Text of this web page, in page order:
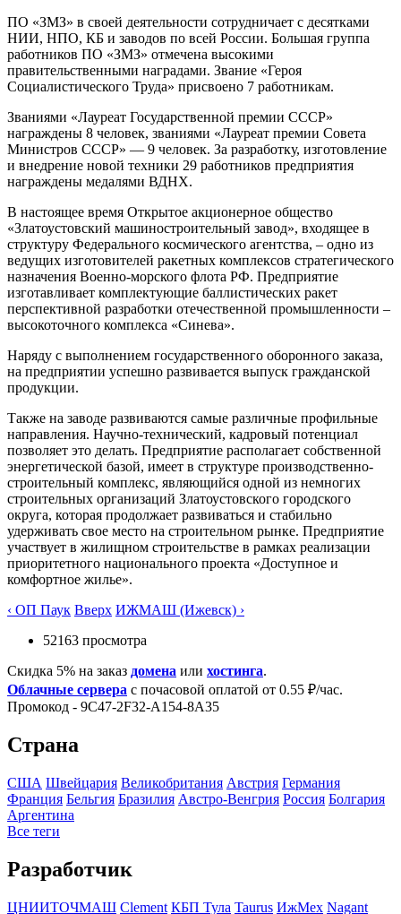
ПО «ЗМЗ» в своей деятельности сотрудничает с десятками
НИИ, НПО, КБ и заводов по всей России. Большая группа
работников ПО «ЗМЗ» отмечена высокими
правительственными наградами. Звание «Героя
Социалистического Труда» присвоено 7 работникам.
Званиями «Лауреат Государственной премии СССР»
награждены 8 человек, званиями «Лауреат премии Совета
Министров СССР» — 9 человек. За разработку, изготовление
и внедрение новой техники 29 работников предприятия
награждены медалями ВДНХ.
В настоящее время Открытое акционерное общество
«Златоустовский машиностроительный завод», входящее в
структуру Федерального космического агентства, – одно из
ведущих изготовителей ракетных комплексов стратегического
назначения Военно-морского флота РФ. Предприятие
изготавливает комплектующие баллистических ракет
перспективной разработки отечественной промышленности –
высокоточного комплекса «Синева».
Наряду с выполнением государственного оборонного заказа,
на предприятии успешно развивается выпуск гражданской
продукции.
Также на заводе развиваются самые различные профильные
направления. Научно-технический, кадровый потенциал
позволяет это делать. Предприятие располагает собственной
энергетической базой, имеет в структуре производственно-
строительный комплекс, являющийся одной из немногих
строительных организаций Златоустовского городского
округа, которая продолжает развиваться и стабильно
удерживать свое место на строительном рынке. Предприятие
участвует в жилищном строительстве в рамках реализации
приоритетного национального проекта «Доступное и
комфортное жилье».
‹ ОП Паук Вверх ИЖМАШ (Ижевск) ›
52163 просмотра
Скидка 5% на заказ домена или хостинга.
Облачные сервера с почасовой оплатой от 0.55 ₽/час.
Промокод - 9C47-2F32-A154-8A35
Страна
США Швейцария Великобритания Австрия Германия
Франция Бельгия Бразилия Австро-Венгрия Росcия Болгария
Аргентина
Все теги
Разработчик
ЦНИИТОЧМАШ Clement КБП Тула Taurus ИжМех Nagant